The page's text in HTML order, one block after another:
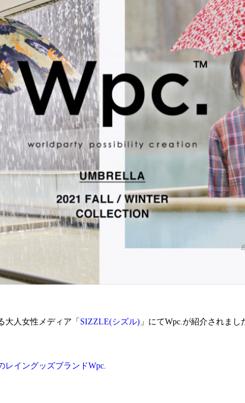
大人女性メディア「 SIZZLE(シズル) 」にてWpc.が紹介されまし
イングッズブランドWpc.